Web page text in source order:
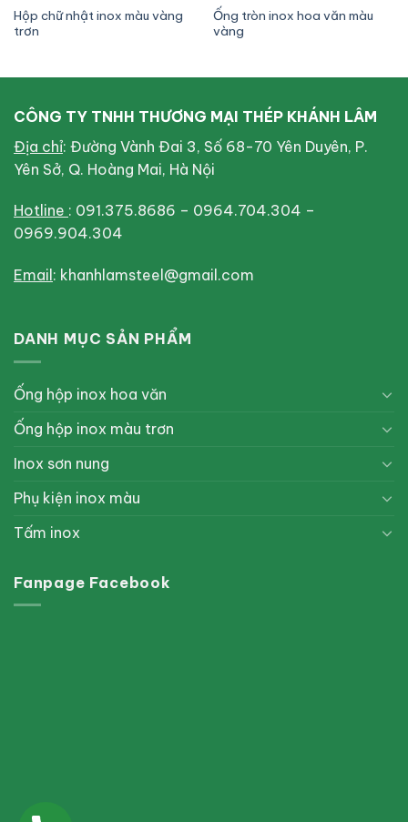
Hộp chữ nhật inox màu vàng
trơn
Ống tròn inox hoa văn màu
vàng
CÔNG TY TNHH THƯƠNG MẠI THÉP KHÁNH LÂM
Địa chỉ: Đường Vành Đai 3, Số 68-70 Yên Duyên, P.
Yên Sở, Q. Hoàng Mai, Hà Nội
Hotline : 091.375.8686 – 0964.704.304 –
0969.904.304
Email : khanhlamsteel@gmail.com
DANH MỤC SẢN PHẨM
Ống hộp inox hoa văn
Ống hộp inox màu trơn
Inox sơn nung
Phụ kiện inox màu
Tấm inox
Fanpage Facebook